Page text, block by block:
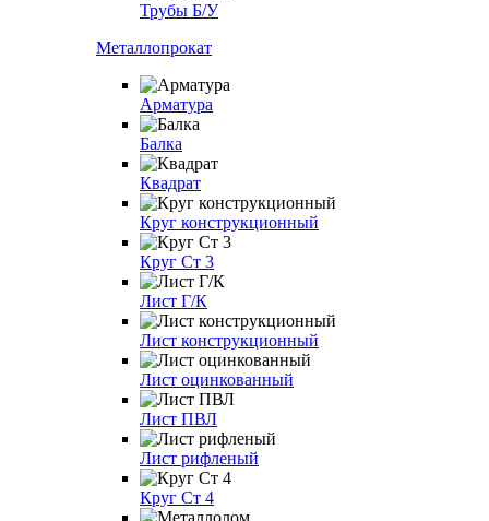
Трубы Б/У
Металлопрокат
Арматура
Балка
Квадрат
Круг конструкционный
Круг Ст 3
Лист Г/К
Лист конструкционный
Лист оцинкованный
Лист ПВЛ
Лист рифленый
Круг Ст 4